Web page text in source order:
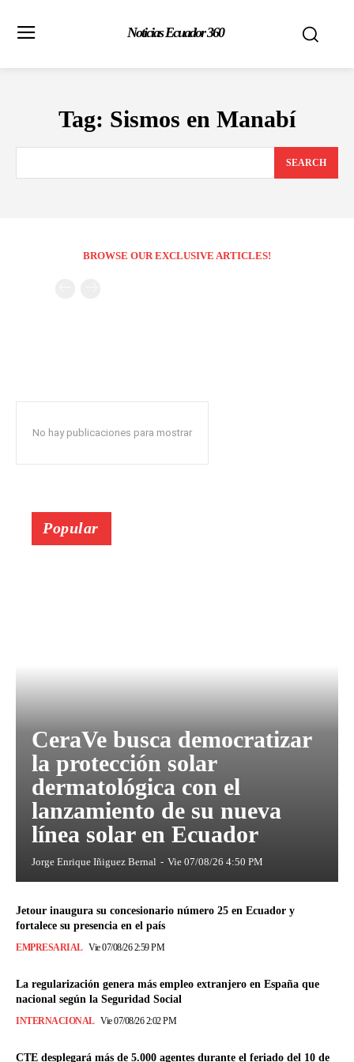
Noticias Ecuador 360
Tag: Sismos en Manabí
SEARCH
BROWSE OUR EXCLUSIVE ARTICLES!
No hay publicaciones para mostrar
Popular
CeraVe busca democratizar
la protección solar
dermatológica con el
lanzamiento de su nueva
línea solar en Ecuador
Jorge Enrique Iñiguez Bernal - Vie 07/08/26 4:50 PM
Jetour inaugura su concesionario número 25 en Ecuador y
fortalece su presencia en el país
EMPRESARIAL Vie 07/08/26 2:59 PM
La regularización genera más empleo extranjero en España que
nacional según la Seguridad Social
INTERNACIONAL Vie 07/08/26 2:02 PM
CTE desplegará más de 5.000 agentes durante el feriado del 10 de